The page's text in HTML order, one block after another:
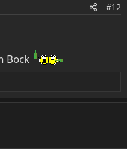
#12
Bock